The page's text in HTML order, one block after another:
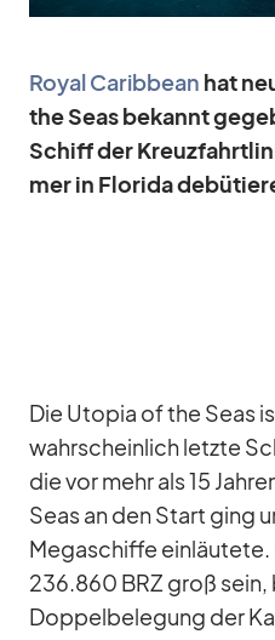
Royal Ca­rib­bean hat
the Seas be­kannt
Schiff der
mer in Flo­rida
Die Uto­pia of the Seas
wahr­schein­lich letzte
die vor mehr als 15
Seas an den Start ging
Me­ga­schiffe ein­läu­tete.
236.860 BRZ groß sein,
Dop­pel­be­le­gung der